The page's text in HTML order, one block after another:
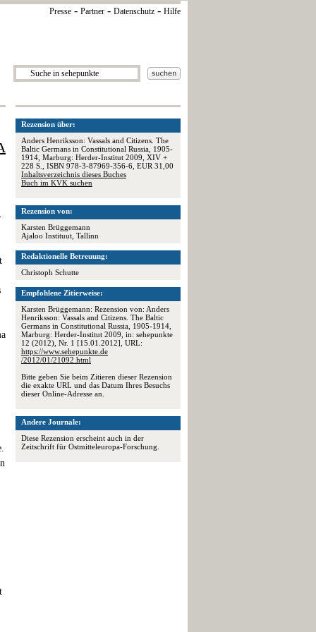
Presse - Partner - Datenschutz - Hilfe
Rezension über:
Anders Henriksson: Vassals and Citizens. The
Baltic Germans in Constitutional Russia, 1905-
1914, Marburg: Herder-Institut 2009, XIV +
228 S., ISBN 978-3-87969-356-6, EUR 31,00
Inhaltsverzeichnis dieses Buches
Buch im KVK suchen
Rezension von:
Karsten Brüggemann
Ajaloo Instituut, Tallinn
Redaktionelle Betreuung:
Christoph Schutte
Empfohlene Zitierweise:
Karsten Brüggemann: Rezension von: Anders
Henriksson: Vassals and Citizens. The Baltic
Germans in Constitutional Russia, 1905-1914,
Marburg: Herder-Institut 2009, in: sehepunkte
12 (2012), Nr. 1 [15.01.2012], URL:
https://www.sehepunkte.de
/2012/01/21092.html
Bitte geben Sie beim Zitieren dieser Rezension
die exakte URL und das Datum Ihres Besuchs
dieser Online-Adresse an.
Andere Journale:
Diese Rezension erscheint auch in der
Zeitschrift für Ostmitteleuropa-Forschung.